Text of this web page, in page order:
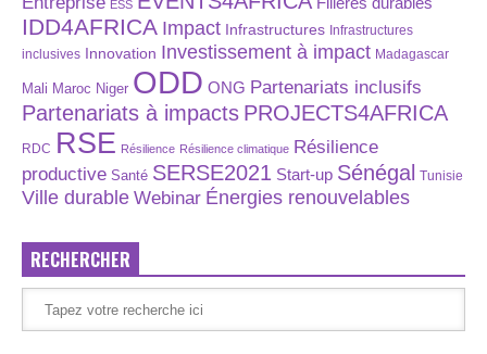
ESS Filières durables
IDD4AFRICA Impact Infrastructures Infrastructures
inclusives Innovation Investissement à impact Madagascar
Mali Maroc Niger ODD ONG Partenariats inclusifs
Partenariats à impacts PROJECTS4AFRICA
RDC RSE Résilience Résilience climatique Résilience
productive Santé SERSE2021 Start-up Sénégal Tunisie
Ville durable Webinar Énergies renouvelables
RECHERCHER